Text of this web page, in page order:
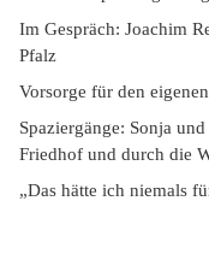
Im Gespräch: Joachim
Pfalz
Vorsorge für den
Spaziergänge: Sonja
Friedhof und durch die
„Das hätte ich niemals